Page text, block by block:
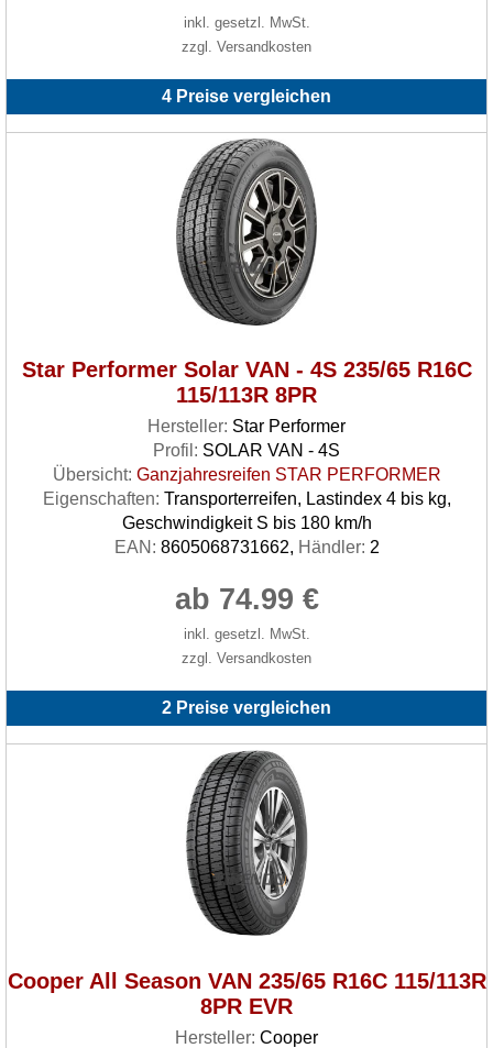
inkl. gesetzl. MwSt.
zzgl. Versandkosten
4 Preise vergleichen
Star Performer Solar VAN - 4S 235/65 R16C
115/113R 8PR
Hersteller: Star Performer
Profil: SOLAR VAN - 4S
Übersicht: Ganzjahresreifen STAR PERFORMER
Eigenschaften: Transporterreifen, Lastindex 4 bis kg,
Geschwindigkeit S bis 180 km/h
EAN: 8605068731662, Händler: 2
ab 74.99 €
inkl. gesetzl. MwSt.
zzgl. Versandkosten
2 Preise vergleichen
Cooper All Season VAN 235/65 R16C 115/113R
8PR EVR
Hersteller: Cooper